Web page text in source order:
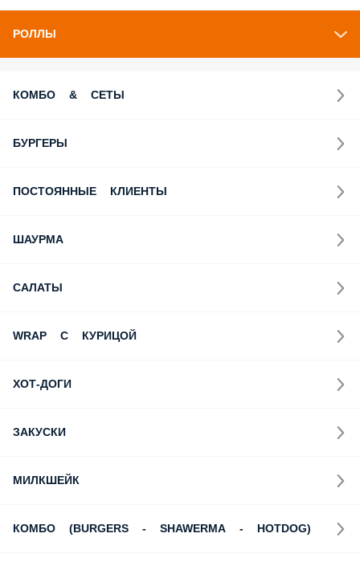
РОЛЛЫ
КОМБО & СЕТЫ
БУРГЕРЫ
ПОСТОЯННЫЕ КЛИЕНТЫ
ШАУРМА
САЛАТЫ
WRAP С КУРИЦОЙ
ХОТ-ДОГИ
ЗАКУСКИ
МИЛКШЕЙК
КОМБО (BURGERS - SHAWERMA - HOTDOG)